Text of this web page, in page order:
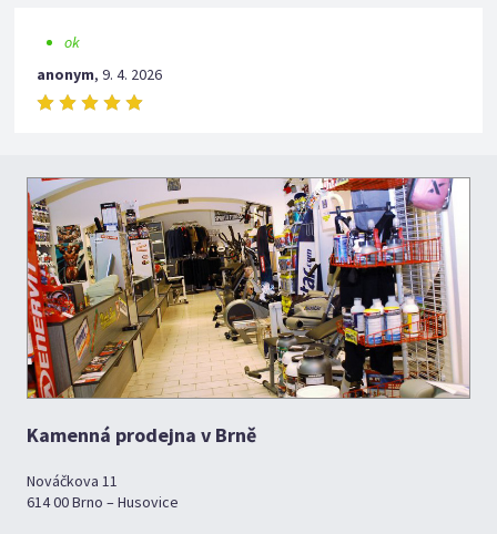
ok
anonym,9. 4. 2026
Kamenná prodejna v Brně
Nováčkova 11
614 00 Brno – Husovice